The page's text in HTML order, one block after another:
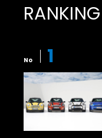
RANKING
No 1